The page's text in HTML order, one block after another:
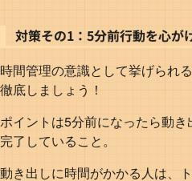
対策その1：5分前行動を心が
時間管理の意識として挙げられ
徹底しましょう！
ポイントは5分前になったら動
完了していること。
動き出しに時間がかかる人は、